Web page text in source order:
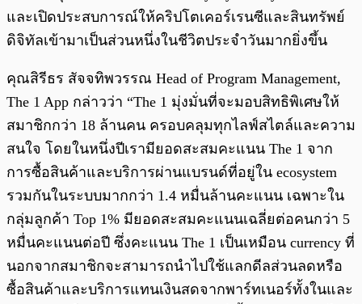
และเปิดประสบการณ์ให้คริปโตเคอร์เรนซีและสินทรัพย์
ดิจิทัลเข้ามาเป็นส่วนหนึ่งในชีวิตประจำวันมากยิ่งขึ้น
คุณสิรีธร สัจจทิพวรรณ Head of Program Management,
The 1 App กล่าวว่า “The 1 มุ่งมั่นที่จะมอบสิทธิพิเศษให้
สมาชิกกว่า 18 ล้านคน ครอบคลุมทุกไลฟ์สไตล์และความ
สนใจ โดยในหนึ่งปีเรามียอดสะสมคะแนน The 1 จาก
การซื้อสินค้าและบริการผ่านแบรนด์ที่อยู่ใน ecosystem
รวมกันในระบบมากกว่า 1.4 หมื่นล้านคะแนน เฉพาะใน
กลุ่มลูกค้า Top 1% มียอดสะสมคะแนนเฉลี่ยต่อคนกว่า 5
หมื่นคะแนนต่อปี ซึ่งคะแนน The 1 เป็นเหมือน currency ที่
นอกจากสมาชิกจะสามารถนำไปใช้แลกดีลส่วนลดหรือ
ซื้อสินค้าและบริการแทนเงินสดจากพาร์ทเนอร์ทั้งในและ